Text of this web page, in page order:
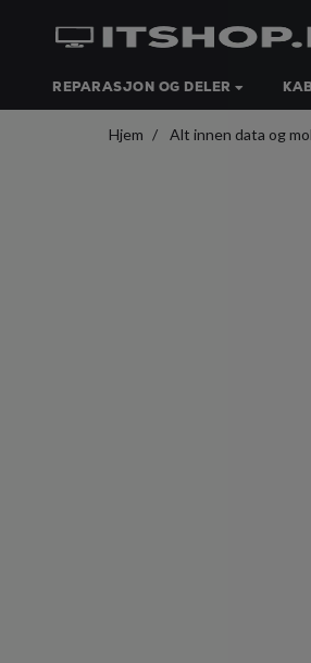
REPARASJON OG DELER
Hjem Alt innen data og